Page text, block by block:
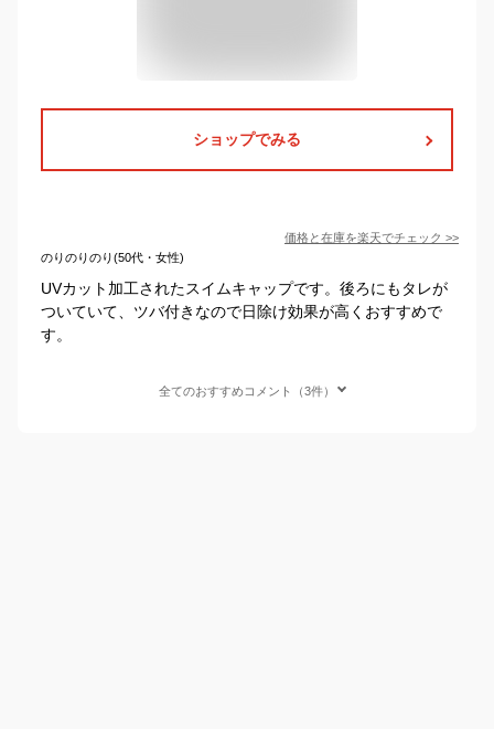
ショップでみる
価格と在庫を楽天でチェック >>
のりのりのり(50代・女性)
UVカット加工されたスイムキャップです。後ろにもタレが
ついていて、ツバ付きなので日除け効果が高くおすすめで
す。
全てのおすすめコメント（3件）